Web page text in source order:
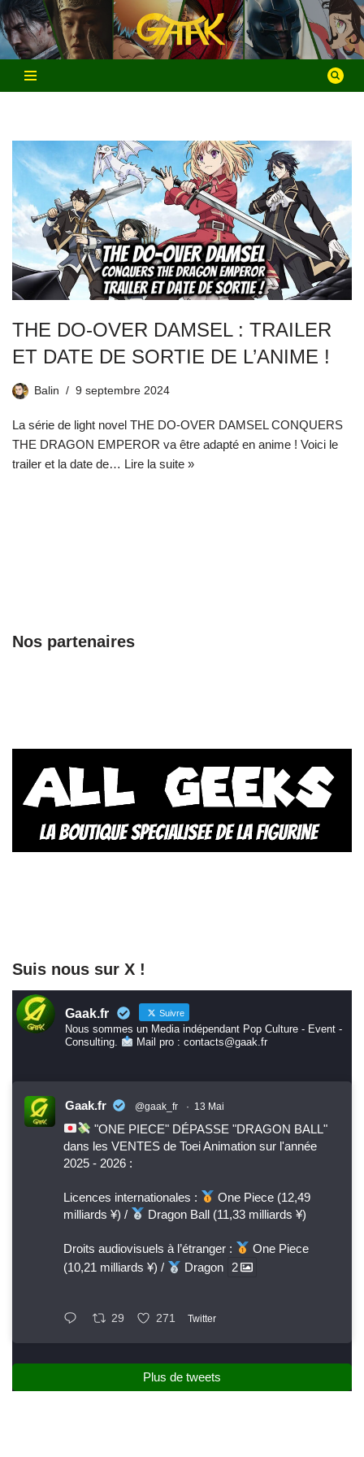
Aller
au
contenu
THE DO-OVER DAMSEL : TRAILER
ET DATE DE SORTIE DE L’ANIME !
Balin 9 septembre 2024
La série de light novel THE DO-OVER DAMSEL CONQUERS
THE DRAGON EMPEROR va être adapté en anime ! Voici le
trailer et la date de… Lire la suite »
Nos partenaires
Suis nous sur X !
Gaak.fr Suivre
Nous sommes un Media indépendant Pop Culture - Event -
Consulting.
Mail pro : contacts@gaak.fr
Gaak.fr @gaak_fr · 13 Mai
"ONE PIECE" DÉPASSE "DRAGON BALL"
dans les VENTES de Toei Animation sur l'année
2025 - 2026 :
Licences internationales :
One Piece (12,49
milliards ¥) /
Dragon Ball (11,33 milliards ¥)
Droits audiovisuels à l’étranger :
One Piece
(10,21 milliards ¥) /
Dragon 2
29 271 Twitter
Plus de tweets